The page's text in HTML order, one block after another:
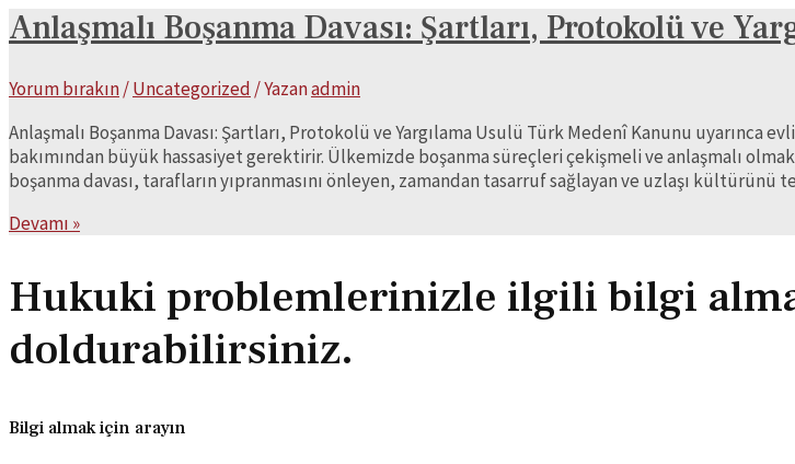
Nedir
ve
Açılır?
Anlaşmalı Boşanma Davası: Şartları, Protokolü ve
Yorum bırakın/Uncategorized / Yazanadmin
Anlaşmalı Boşanma Davası: Şartları, Protokolü ve Yargılama Usulü Türk Medenî Kanunu uyarınca
bakımından büyük hassasiyet gerektirir. Ülkemizde boşanma süreçleri çekişmeli ve anlaşmalı
boşanma davası, tarafların yıpranmasını önleyen, zamandan tasarruf sağlayan ve uzlaşı kültürünü
Anlaşmalı
Şartları,
Protokolü
ve
Yargılama
Devamı »
Hukuki problemlerinizle ilgili bilgi
doldurabilirsiniz.
Bilgi almak için arayın